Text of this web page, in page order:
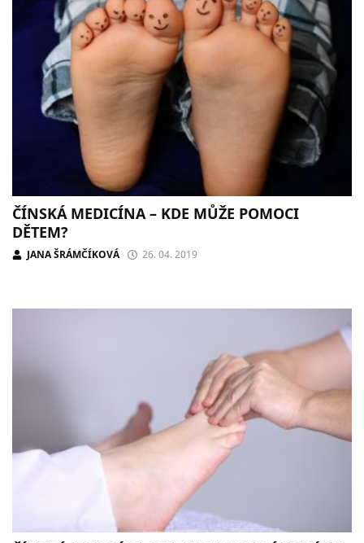
ČÍNSKÁ MEDICÍNA – KDE MŮŽE POMOCI
DĚTEM?
JANA ŠRÁMČÍKOVÁ 26. 04. 2019